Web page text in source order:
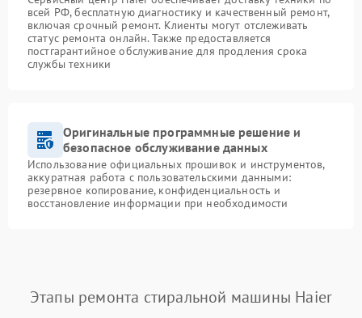
всей РФ, бесплатную диагностику и качественный ремонт,
включая срочный ремонт. Клиенты могут отслеживать
статус ремонта онлайн. Также предоставляется
постгарантийное обслуживание для продления срока
службы техники
Оригинальные программные решение и
безопасное обслуживание данных
Использование официальных прошивок и инструментов,
аккуратная работа с пользовательскими данными:
резервное копирование, конфиденциальность и
восстановление информации при необходимости
Этапы ремонта стиральной машины Haier